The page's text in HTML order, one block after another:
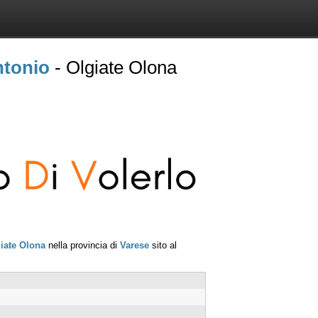
- Olgiate Olona
Olona nella provincia di Varese sito al